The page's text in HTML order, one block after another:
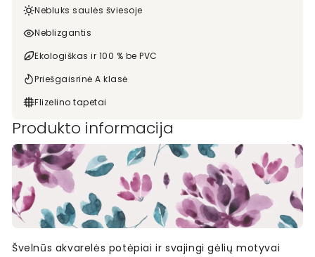
Nebluks saulės šviesoje
Neblizgantis
Ekologiškas ir 100 % be PVC
Priešgaisrinė A klasė
Flizelino tapetai
Produkto informacija
Švelnūs akvarelės potėpiai ir svajingi gėlių motyvai